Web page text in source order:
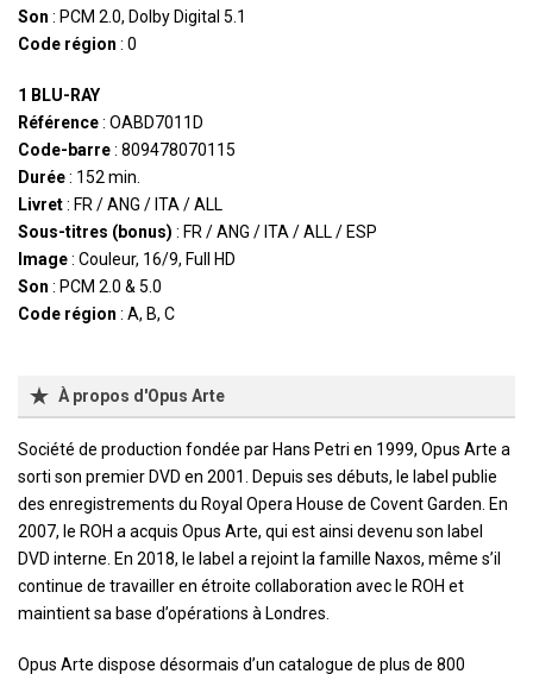
Son : PCM 2.0, Dolby Digital 5.1
Code région : 0
1 BLU-RAY
Référence: OABD7011D
Code-barre: 809478070115
Durée: 152 min.
Livret: FR / ANG / ITA / ALL
Sous-titres (bonus) : FR / ANG / ITA / ALL / ESP
Image: Couleur, 16/9, Full HD
Son : PCM 2.0 & 5.0
Code région : A, B, C
À propos d'Opus Arte
Société de production fondée par Hans Petri en 1999, Opus Arte a
sorti son premier DVD en 2001. Depuis ses débuts, le label publie
des enregistrements du Royal Opera House de Covent Garden. En
2007, le ROH a acquis Opus Arte, qui est ainsi devenu son label
DVD interne. En 2018, le label a rejoint la famille Naxos, même s’il
continue de travailler en étroite collaboration avec le ROH et
maintient sa base d’opérations à Londres.
Opus Arte dispose désormais d’un catalogue de plus de 800